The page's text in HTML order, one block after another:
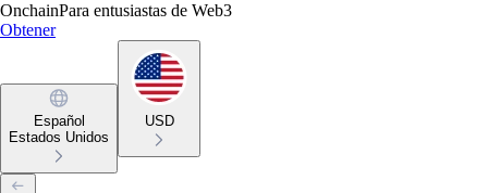
OnchainPara entusiastas de Web3
Obtener
Español
Estados Unidos
USD